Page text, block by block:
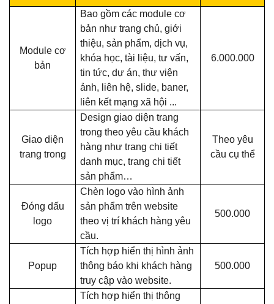
Module cơ
bản
Bao gồm các module cơ
bản như trang chủ, giới
thiệu, sản phẩm, dịch vụ,
khóa học, tài liệu, tư vấn,
tin tức, dự án, thư viện
ảnh, liên hệ, slide, baner,
liên kết mạng xã hội ...
6.000.000
Giao diện
trang trong
Design giao diện trang
trong theo yêu cầu khách
hàng như trang chi tiết
danh mục, trang chi tiết
sản phẩm…
Theo yêu
cầu cụ thể
Đóng dấu
logo
Chèn logo vào hình ảnh
sản phẩm trên website
theo vị trí khách hàng yêu
cầu.
500.000
Popup
Tích hợp hiển thị hình ảnh
thông báo khi khách hàng
truy cập vào website.
500.000
Tích hợp hiển thị thông